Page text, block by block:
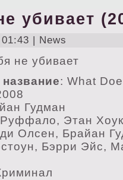
убивает
| News
не убивает
: What
Гудман
Этан
Олceн, Брайан
Бэрри Эйс,